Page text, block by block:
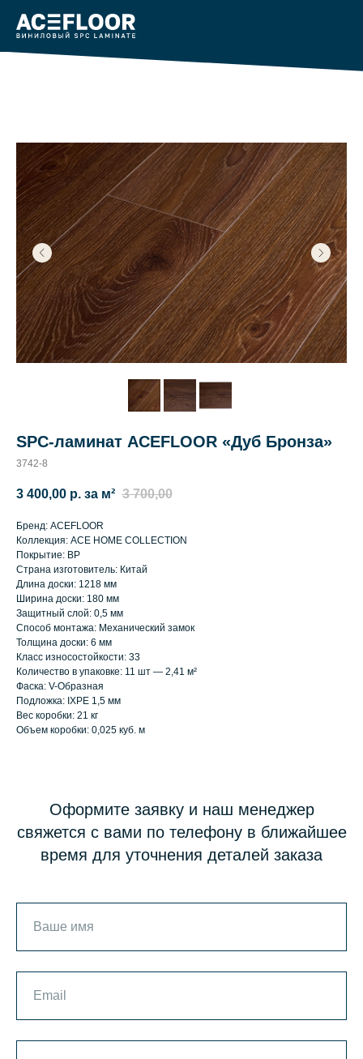
SPC-ламинат ACEFLOOR «Дуб Бронза»
3742-8
3 400,00 р. за м² 3 700,00
Бренд: ACEFLOOR
Коллекция: ACE HOME COLLECTION
Покрытие: BP
Страна изготовитель: Китай
Длина доски: 1218 мм
Ширина доски: 180 мм
Защитный слой: 0,5 мм
Способ монтажа: Механический замок
Толщина доски: 6 мм
Класс износостойкости: 33
Количество в упаковке: 11 шт — 2,41 м²
Фаска: V-Образная
Подложка: IXPE 1,5 мм
Вес коробки: 21 кг
Объем коробки: 0,025 куб. м
Оформите заявку и наш менеджер
свяжется с вами по телефону в ближайшее
время для уточнения деталей заказа